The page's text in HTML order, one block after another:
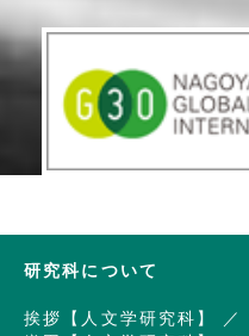
研究科について
挨拶【人文学研究科】